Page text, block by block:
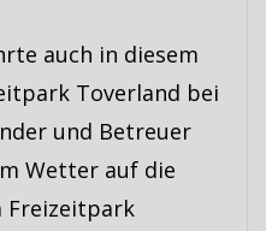
auch in diesem
Toverland bei
und Betreuer
Wetter auf die
Freizeitpark